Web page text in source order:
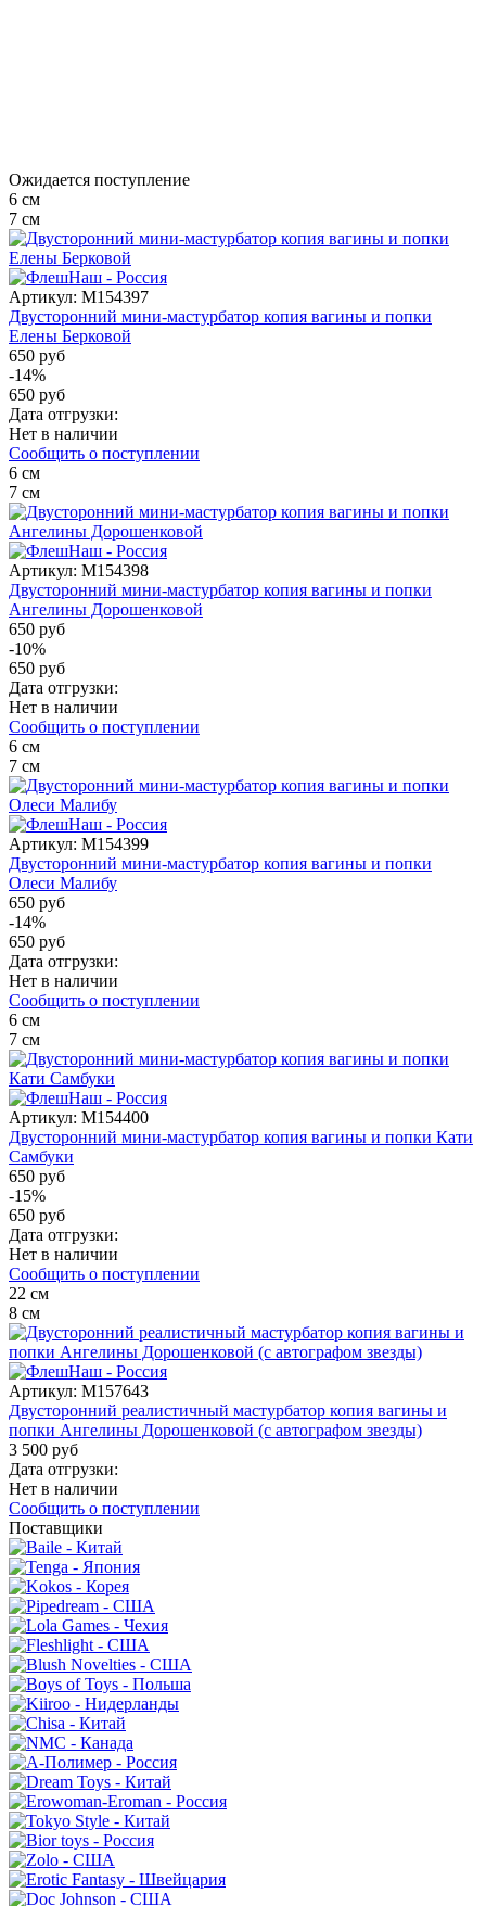
Ожидается поступление
6 см
7 см
Артикул: M154397
Двусторонний мини-мастурбатор копия вагины и попки
Елены Берковой
650 руб
-14%
650 руб
Дата отгрузки:
Нет в наличии
Сообщить о поступлении
6 см
7 см
Артикул: M154398
Двусторонний мини-мастурбатор копия вагины и попки
Ангелины Дорошенковой
650 руб
-10%
650 руб
Дата отгрузки:
Нет в наличии
Сообщить о поступлении
6 см
7 см
Артикул: M154399
Двусторонний мини-мастурбатор копия вагины и попки
Олеси Малибу
650 руб
-14%
650 руб
Дата отгрузки:
Нет в наличии
Сообщить о поступлении
6 см
7 см
Артикул: M154400
Двусторонний мини-мастурбатор копия вагины и попки Кати
Самбуки
650 руб
-15%
650 руб
Дата отгрузки:
Нет в наличии
Сообщить о поступлении
22 см
8 см
Артикул: M157643
Двусторонний реалистичный мастурбатор копия вагины и
попки Ангелины Дорошенковой (с автографом звезды)
3 500 руб
Дата отгрузки:
Нет в наличии
Сообщить о поступлении
Поставщики